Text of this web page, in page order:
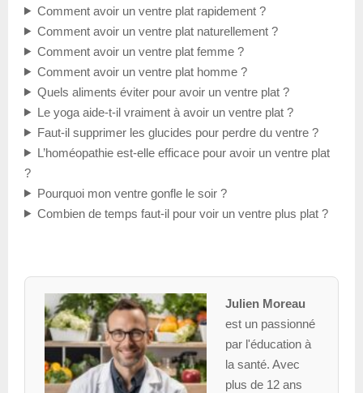
Comment avoir un ventre plat rapidement ?
Comment avoir un ventre plat naturellement ?
Comment avoir un ventre plat femme ?
Comment avoir un ventre plat homme ?
Quels aliments éviter pour avoir un ventre plat ?
Le yoga aide-t-il vraiment à avoir un ventre plat ?
Faut-il supprimer les glucides pour perdre du ventre ?
L’homéopathie est-elle efficace pour avoir un ventre plat
?
Pourquoi mon ventre gonfle le soir ?
Combien de temps faut-il pour voir un ventre plus plat ?
Julien Moreau
est un passionné
par l'éducation à
la santé. Avec
plus de 12 ans